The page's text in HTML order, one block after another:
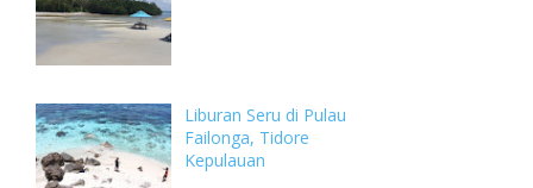
Liburan Seru di Pulau
Failonga, Tidore
Kepulauan